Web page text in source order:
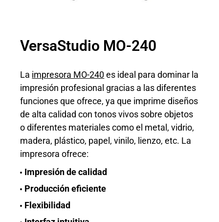
VersaStudio MO-240
La impresora MO-240es ideal para dominar la
impresión profesional gracias a las diferentes
funciones que ofrece, ya que imprime diseños
de alta calidad con tonos vivos sobre objetos
o diferentes materiales como el metal, vidrio,
madera, plástico, papel, vinilo, lienzo, etc. La
impresora ofrece:
Impresión de calidad
Producción eficiente
Flexibilidad